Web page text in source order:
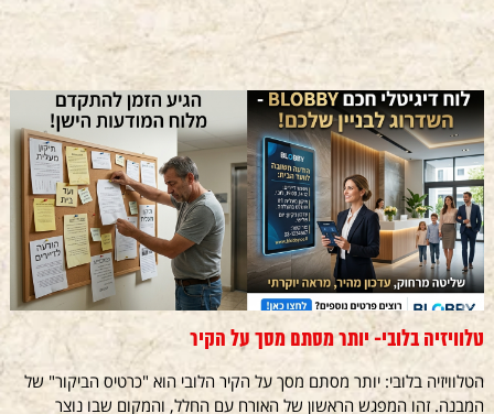
טלוויזיה בלובי- יותר מסתם מסך על הקיר
הטלוויזיה בלובי: יותר מסתם מסך על הקיר הלובי הוא "כרטיס הביקור" של
המבנה. זהו המפגש הראשון של האורח עם החלל, והמקום שבו נוצר